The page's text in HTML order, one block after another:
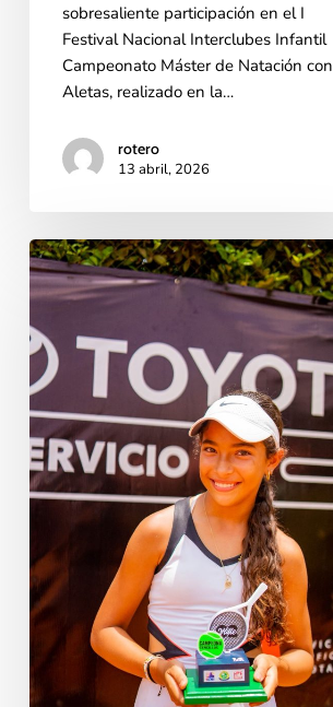
sobresaliente participación en el I
Festival Nacional Interclubes Infantil
Campeonato Máster de Natación con
Aletas, realizado en la…
rotero
13 abril, 2026